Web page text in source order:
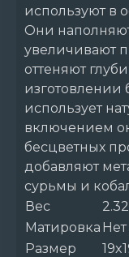
используют в
Они
увеличивают
оттеняют
изготовлении
использует
включением
бесцветных
добавляют
сурьмы и
Вес
2.32
Матировка Нет
Размер